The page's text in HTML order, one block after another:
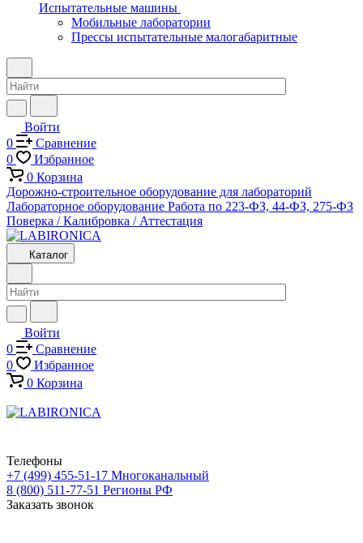
Испытательные машины
Мобильные лаборатории
Прессы испытательные малогабаритные
Войти
0
Сравнение
0
Избранное
0 Корзина
Дорожно-строительное оборудование для лабораторий
Лабораторное оборудование Работа по 223-ФЗ, 44-ФЗ, 275-ФЗ
Поверка / Калибровка / Аттестация
Каталог
Войти
0
Сравнение
0
Избранное
0 Корзина
Телефоны
+7 (499) 455-51-17 Многоканальный
8 (800) 511-77-51 Регионы РФ
Заказать звонок